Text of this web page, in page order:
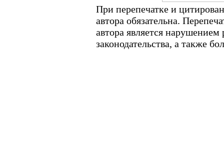
При перепечатке и
автора обязательна.
автора является
законодательства, а также